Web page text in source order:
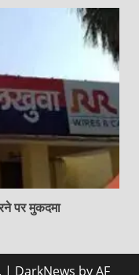
पर मुकदमा
| DarkNews by AF